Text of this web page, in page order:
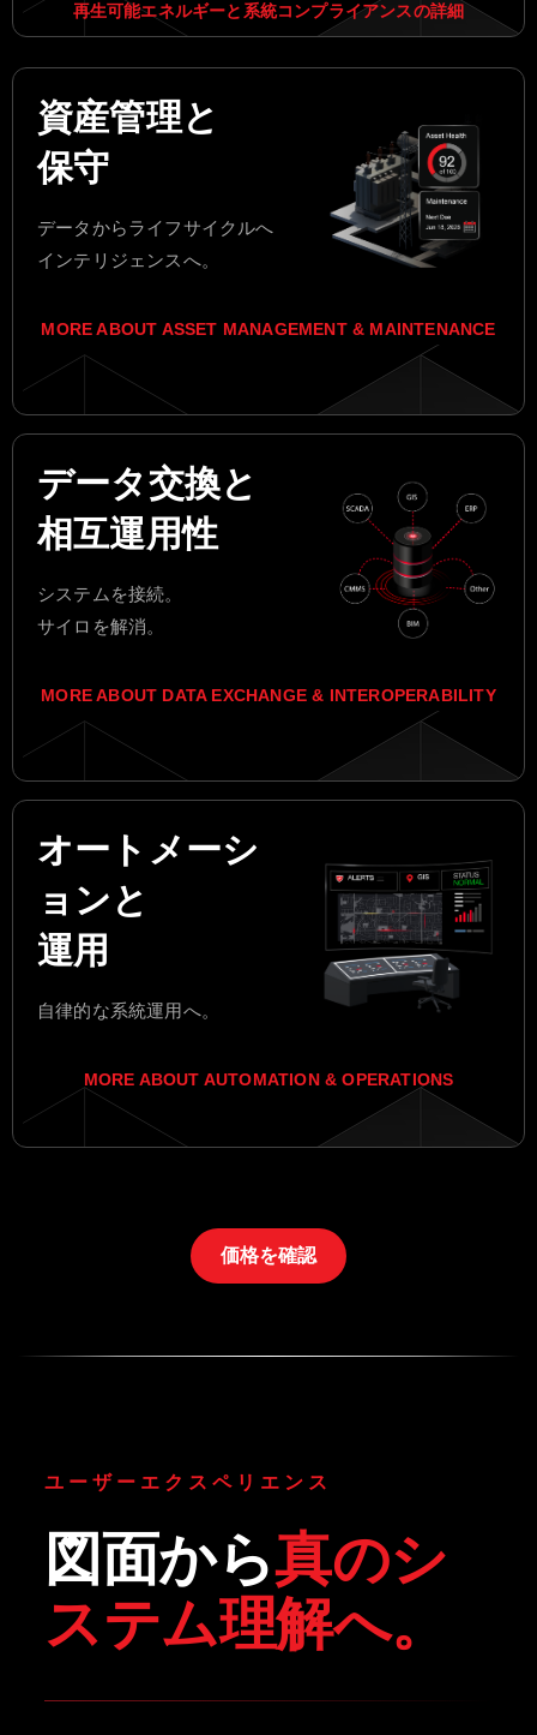
再生可能エネルギーと系統コンプライアンスの詳細
資産管理と
保守
データからライフサイクルへ
インテリジェンスへ。
MORE ABOUT ASSET MANAGEMENT & MAINTENANCE
データ交換と
相互運用性
システムを接続。
サイロを解消。
MORE ABOUT DATA EXCHANGE & INTEROPERABILITY
オートメーシ
ョンと
運用
自律的な系統運用へ。
MORE ABOUT AUTOMATION & OPERATIONS
価格を確認
ユーザーエクスペリエンス
図面から真のシ
ステム理解へ。